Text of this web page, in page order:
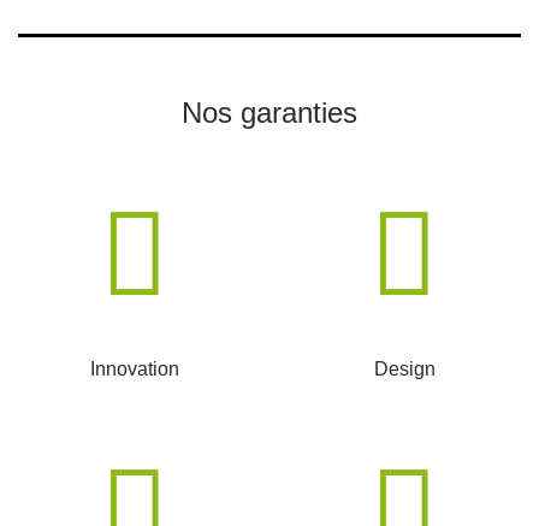
Nos garanties
Innovation Design